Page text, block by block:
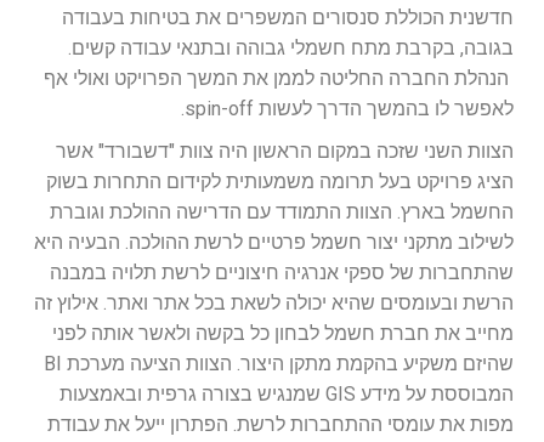
חדשנית הכוללת סנסורים המשפרים את בטיחות בעבודה
בגובה, בקרבת מתח חשמלי גבוהה ובתנאי עבודה קשים.
הנהלת החברה החליטה לממן את המשך הפרויקט ואולי אף
לאפשר לו בהמשך הדרך לעשות spin-off.
הצוות השני שזכה במקום הראשון היה צוות "דשבורד" אשר
הציג פרויקט בעל תרומה משמעותית לקידום התחרות בשוק
החשמל בארץ. הצוות התמודד עם הדרישה ההולכת וגוברת
לשילוב מתקני יצור חשמל פרטיים לרשת ההולכה. הבעיה היא
שהתחברות של ספקי אנרגיה חיצוניים לרשת תלויה במבנה
הרשת ובעומסים שהיא יכולה לשאת בכל אתר ואתר. אילוץ זה
מחייב את חברת חשמל לבחון כל בקשה ולאשר אותה לפני
שהיזם משקיע בהקמת מתקן היצור. הצוות הציעה מערכת BI
המבוססת על מידע GIS שמנגיש בצורה גרפית ובאמצעות
מפות את עומסי ההתחברות לרשת. הפתרון ייעל את עבודת